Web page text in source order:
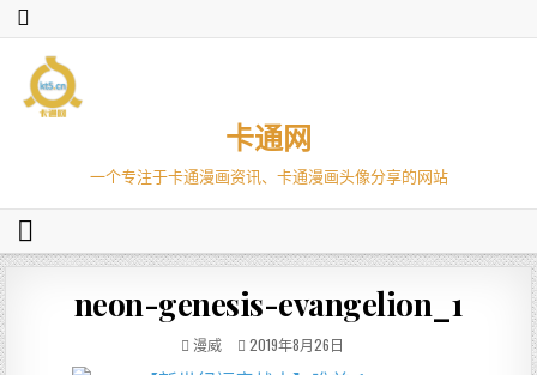
卡通网
一个专注于卡通漫画资讯、卡通漫画头像分享的网站
neon-genesis-evangelion_1
漫威 2019年8月26日